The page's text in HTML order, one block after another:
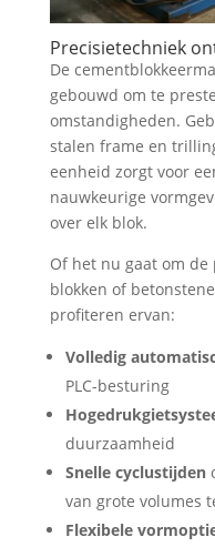
Precisietechniek
De
gebouwd om te
omstandigheden.
stalen frame en
eenheid zorgt voor
nauwkeurige
over elk blok.
Of het nu gaat om
blokken of
profiteren ervan:
Volledig
PLC-besturing
duurzaamheid
Snelle cyclustijden
van grote volumes
Flexibele